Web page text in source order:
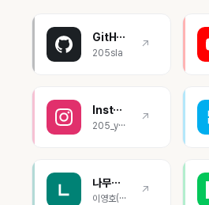
GitHub
205sla
↗
Instagram
205_youngholee
↗
나무위키
이영호(2003)
↗